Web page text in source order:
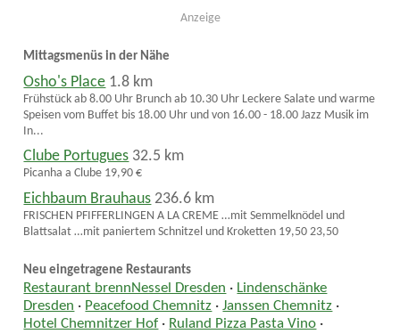
Anzeige
Mittagsmenüs in der Nähe
Osho's Place 1.8 km
Frühstück ab 8.00 Uhr Brunch ab 10.30 Uhr Leckere Salate und warme
Speisen vom Buffet bis 18.00 Uhr und von 16.00 - 18.00 Jazz Musik im
In...
Clube Portugues 32.5 km
Picanha a Clube 19,90 €
Eichbaum Brauhaus 236.6 km
FRISCHEN PFIFFERLINGEN A LA CREME …mit Semmelknödel und
Blattsalat …mit paniertem Schnitzel und Kroketten 19,50 23,50
Neu eingetragene Restaurants
Restaurant brennNessel Dresden · Lindenschänke
Dresden · Peacefood Chemnitz ·Janssen Chemnitz ·
Hotel Chemnitzer Hof · Ruland Pizza Pasta Vino ·